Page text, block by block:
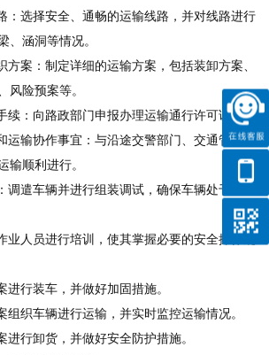
：选择安全、通畅的运输线路，并对线路进行
、涵洞等情况。
方案：制定详细的运输方案，包括装卸方案、
风险预案等。
续：向路政部门申报办理运输通行许可证。
运输协作事宜：与沿途交警部门、交通管理部
输顺利进行。
调遣车辆并进行组装调试，确保车辆处于良好
业人员进行培训，使其掌握必要的安全操作规
进行装车，并做好加固措施。
组织车辆进行运输，并实时监控运输情况。
进行卸货，并做好安全防护措施。